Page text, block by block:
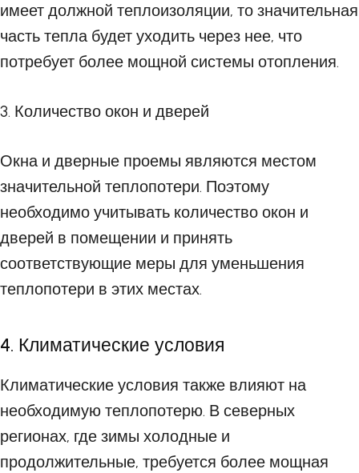
имеет должной теплоизоляции, то значительная
часть тепла будет уходить через нее, что
потребует более мощной системы отопления.
3. Количество окон и дверей
Окна и дверные проемы являются местом
значительной теплопотери. Поэтому
необходимо учитывать количество окон и
дверей в помещении и принять
соответствующие меры для уменьшения
теплопотери в этих местах.
4. Климатические условия
Климатические условия также влияют на
необходимую теплопотерю. В северных
регионах, где зимы холодные и
продолжительные, требуется более мощная